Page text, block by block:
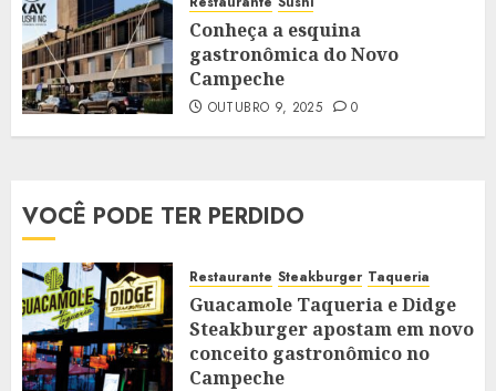
Conheça a esquina
gastronômica do Novo
Campeche
OUTUBRO 9, 2025 0
VOCÊ PODE TER PERDIDO
Restaurante Steakburger Taqueria
Guacamole Taqueria e Didge
Steakburger apostam em novo
conceito gastronômico no
Campeche